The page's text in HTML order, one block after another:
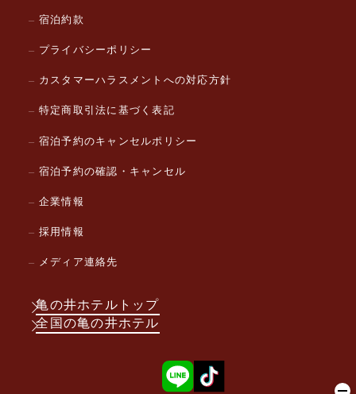
宿泊約款
プライバシーポリシー
カスタマーハラスメントへの対応方針
特定商取引法に基づく表記
宿泊予約のキャンセルポリシー
宿泊予約の確認・キャンセル
企業情報
採用情報
メディア連絡先
亀の井ホテルトップ
全国の亀の井ホテル